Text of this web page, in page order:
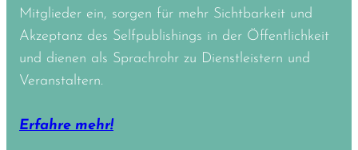
Mitglieder ein, sorgen für mehr Sichtbarkeit und
Akzeptanz des Selfpublishings in der Öffentlichkeit
und dienen als Sprachrohr zu Dienstleistern und
Veranstaltern.
Erfahre mehr!